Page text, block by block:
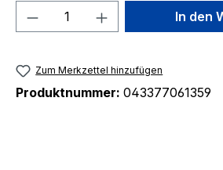
Produkt Anzahl: GibIn den
Zum Merkzettel hinzufügen
Produktnummer: 043377061359